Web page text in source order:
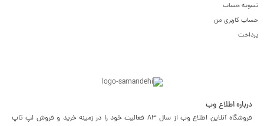
تسویه حساب
حساب کاربری من
پرداخت
درباره اطلاع وب
فروشگاه آنلاین اطلاع وب از سال 83 فعالیت خود را در زمینه خرید و فروش لپ تاپ